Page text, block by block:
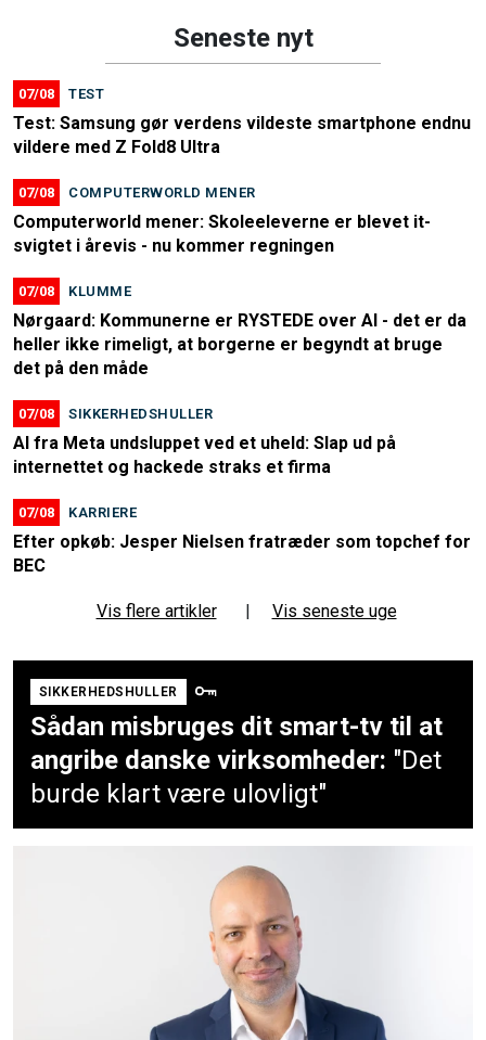
Seneste nyt
07/08 TEST
Test: Samsung gør verdens vildeste smartphone endnu
vildere med Z Fold8 Ultra
07/08 COMPUTERWORLD MENER
Computerworld mener: Skoleeleverne er blevet it-
svigtet i årevis - nu kommer regningen
07/08 KLUMME
Nørgaard: Kommunerne er RYSTEDE over AI - det er da
heller ikke rimeligt, at borgerne er begyndt at bruge
det på den måde
07/08 SIKKERHEDSHULLER
AI fra Meta undsluppet ved et uheld: Slap ud på
internettet og hackede straks et firma
07/08 KARRIERE
Efter opkøb: Jesper Nielsen fratræder som topchef for
BEC
Vis flere artikler | Vis seneste uge
SIKKERHEDSHULLER
Sådan misbruges dit smart-tv til at
angribe danske virksomheder: "Det
burde klart være ulovligt"